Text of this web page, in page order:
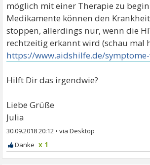
möglich mit einer Therapie zu
Medikamente können den
stoppen, allerdings nur, wenn die
rechtzeitig erkannt wird (schau mal
https://www.aidshilfe.de/
Hilft Dir das irgendwie?
Liebe Grüße
Julia
30.09.2018 20:12 •
x 1